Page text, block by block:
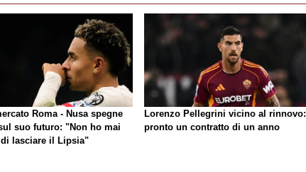
Roma - Nusa spegne
suo futuro: "Non ho mai
lasciare il Lipsia"
Lorenzo Pellegrini vicino al rinnovo:
pronto un contratto di un anno